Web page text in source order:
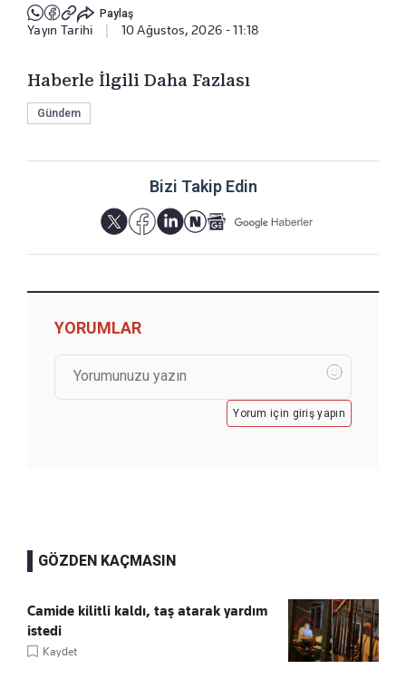
Paylaş
Yayın Tarihi 10 Ağustos, 2026 - 11:18
Haberle İlgili Daha Fazlası
Gündem
Bizi Takip Edin
YORUMLAR
Yorum için giriş yapın
GÖZDEN KAÇMASIN
Camide kilitli kaldı, taş atarak yardım
istedi
Kaydet